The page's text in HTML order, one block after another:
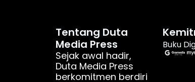
Tentang Duta
Media Press
Sejak awal hadir,
Duta Media Press
berkomitmen berdiri
Buku